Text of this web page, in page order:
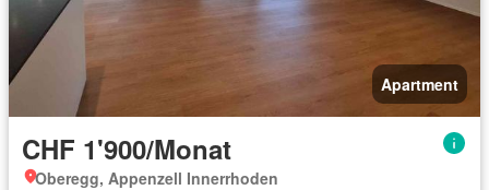
Apartment
CHF 1'900/Monat
Oberegg, Appenzell Innerrhoden